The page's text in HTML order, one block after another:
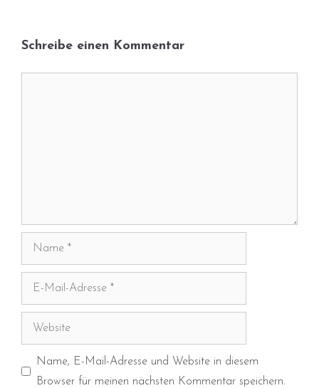
Schreibe einen Kommentar
Name
Adresse
Website
Name, E-Mail-Adresse und Website in diesem
Browser für meinen nächsten Kommentar speichern.